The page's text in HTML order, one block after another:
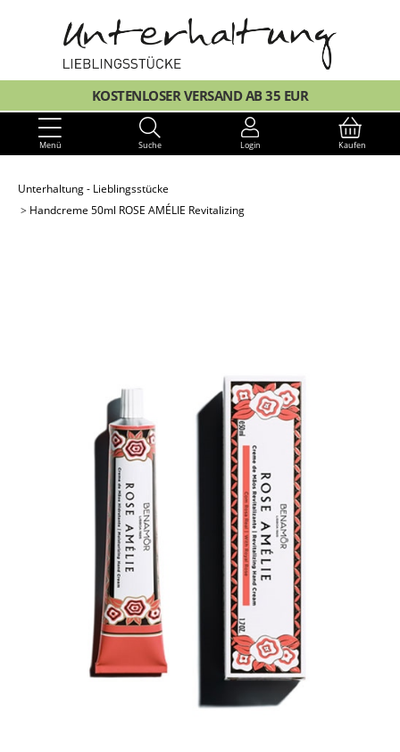
KOSTENLOSER VERSAND AB 35 EUR
Menü Suche Login Kaufen
Unterhaltung - Lieblingsstücke
Handcreme 50ml ROSE AMÉLIE Revitalizing